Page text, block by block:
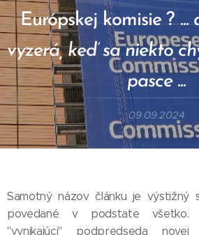
Európskej komisie ?...
vyzerá, keď sa niekto
pasce ...
09.09.2024
Samotný názov článku je výstižný
povedané v podstate všetko.
"vynikajúci" podpredseda novej